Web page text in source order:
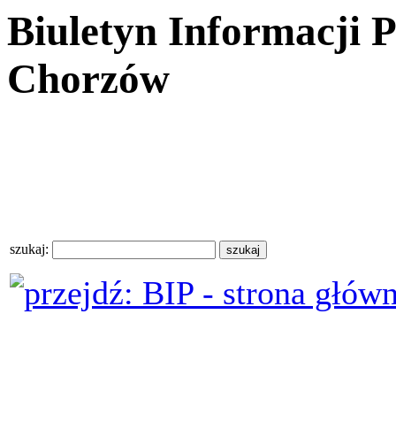
Biuletyn Informacji
Chorzów
szukaj: